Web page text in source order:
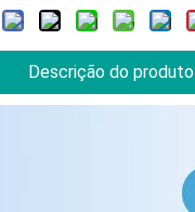
Descrição do produto